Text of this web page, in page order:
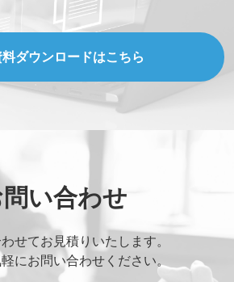
ダウンロードはこちら
い合わせ
せてお見積りいたします。
にお問い合わせください。